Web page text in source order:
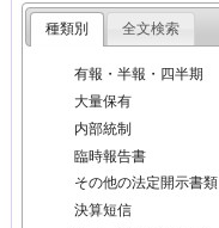
種類別 全文検索
有報・半報・四半期
大量保有
内部統制
臨時報告書
その他の法定開示書類
決算短信